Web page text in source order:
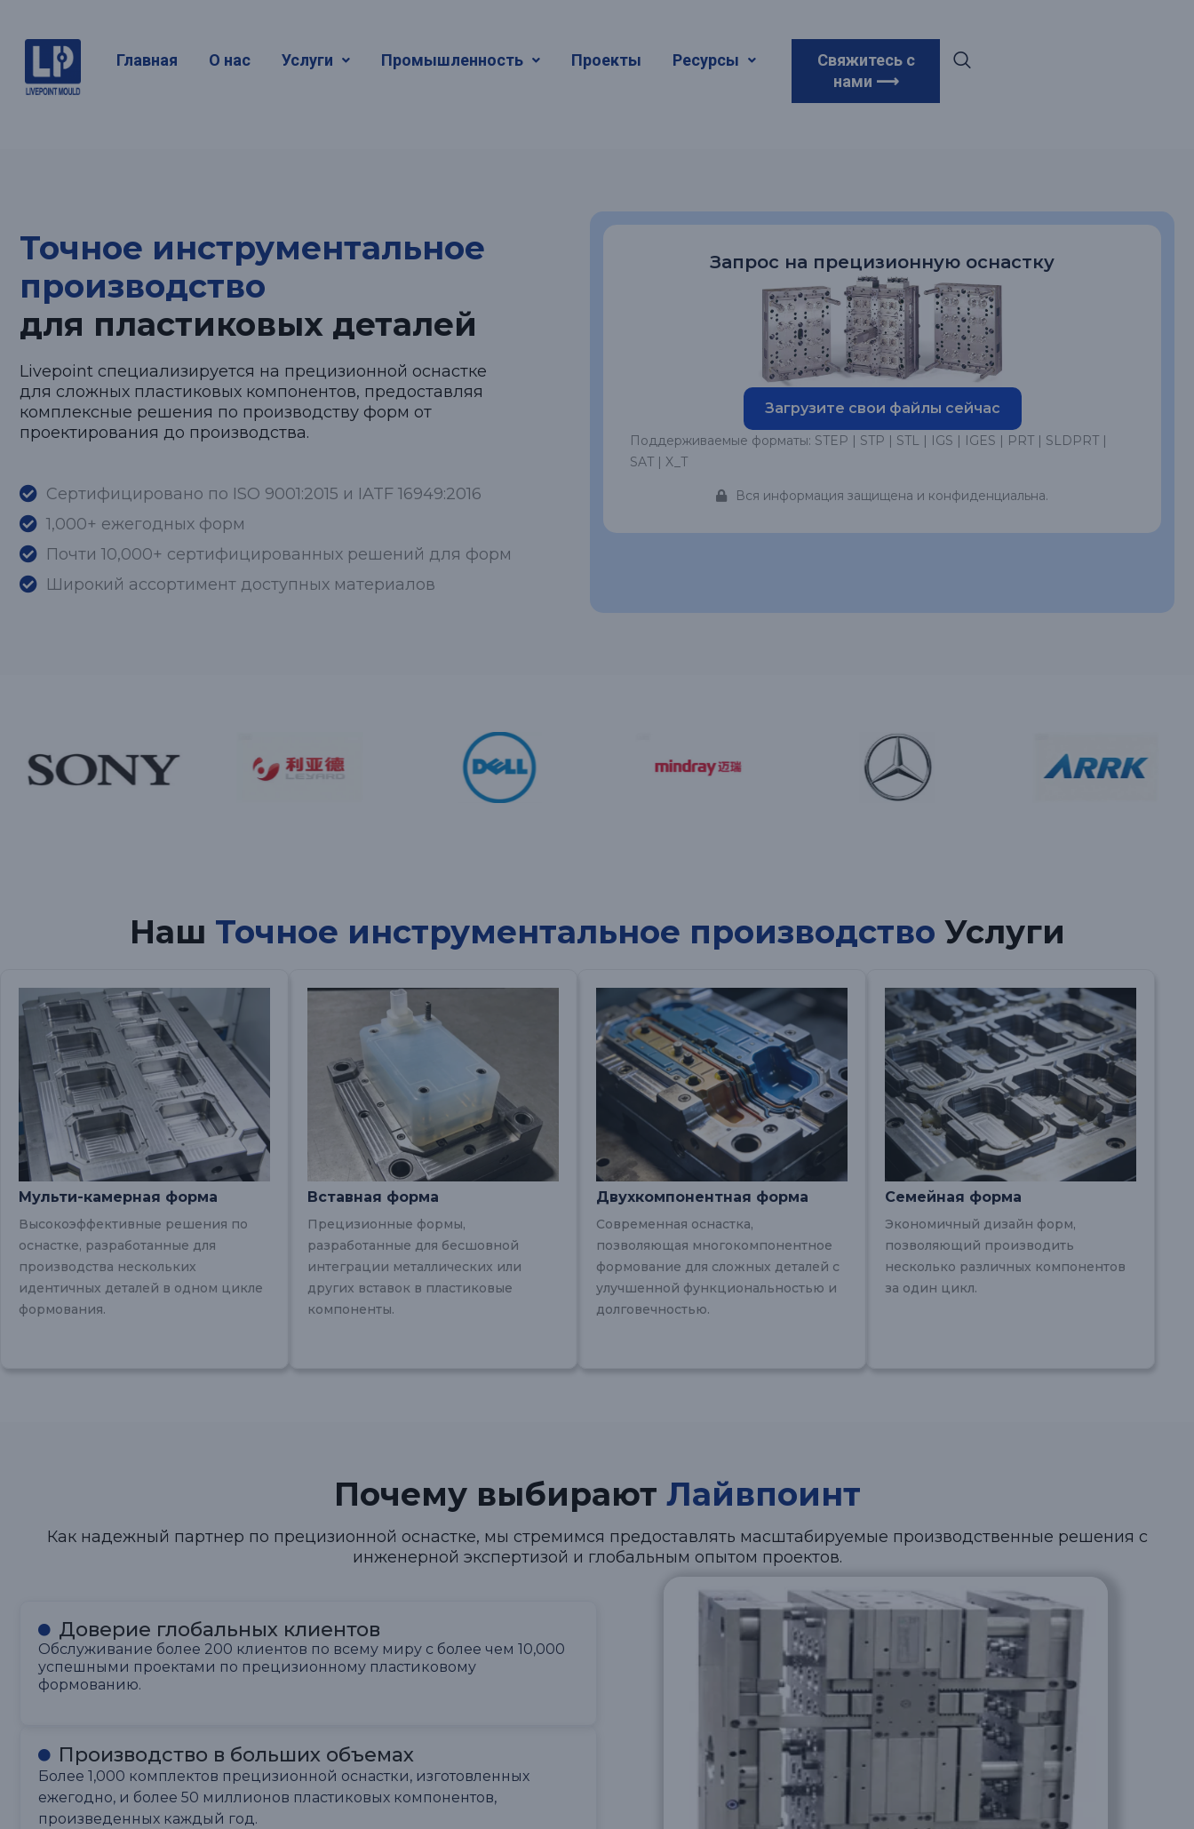
Главная О нас Услуги Промышленность Проекты Ресурсы
Свяжитесь с
нами ⟶
Точное инструментальное
Точное инструментальное
производство
для пластиковых деталей
Livepoint специализируется на прецизионной оснастке
для сложных пластиковых компонентов, предоставляя
комплексные решения по производству форм от
проектирования до производства.
Сертифицировано по ISO 9001:2015 и IATF 16949:2016
1,000+ ежегодных форм
Почти 10,000+ сертифицированных решений для форм
Широкий ассортимент доступных материалов
Запрос на прецизионную оснастку
Загрузите свои файлы сейчас
Поддерживаемые форматы: STEP | STP | STL | IGS | IGES | PRT | SLDPRT |
SAT | X_T
Вся информация защищена и конфиденциальна.
Наш Точное инструментальное производство Услуги
Мульти-камерная форма
Высокоэффективные решения по
оснастке, разработанные для
производства нескольких
идентичных деталей в одном цикле
формования.
Вставная форма
Прецизионные формы,
разработанные для бесшовной
интеграции металлических или
других вставок в пластиковые
компоненты.
Двухкомпонентная форма
Современная оснастка,
позволяющая многокомпонентное
формование для сложных деталей с
улучшенной функциональностью и
долговечностью.
Семейная форма
Экономичный дизайн форм,
позволяющий производить
несколько различных компонентов
за один цикл.
Почему выбирают Лайвпоинт
Как надежный партнер по прецизионной оснастке, мы стремимся предоставлять масштабируемые производственные решения с
инженерной экспертизой и глобальным опытом проектов.
Доверие глобальных клиентов
Обслуживание более 200 клиентов по всему миру с более чем 10,000
успешными проектами по прецизионному пластиковому
формованию.
Производство в больших объемах
Более 1,000 комплектов прецизионной оснастки, изготовленных
ежегодно, и более 50 миллионов пластиковых компонентов,
произведенных каждый год.